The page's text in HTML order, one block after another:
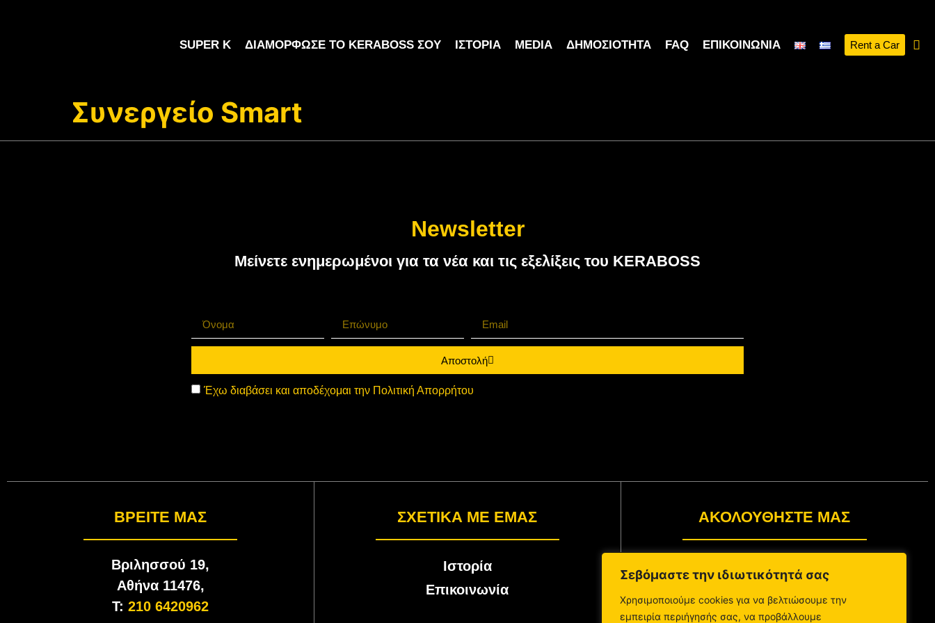
Σεβόμαστε την ιδιωτικότητά σας
Χρησιμοποιούμε cookies για να βελτιώσουμε την
εμπειρία περιήγησής σας, να προβάλλουμε
SUPER K ΔΙΑΜΌΡΦΩΣΕ ΤΟ KERABOSS ΣΟΥ ΙΣΤΟΡΊΑ MEDIA ΔΗΜΟΣΙΌΤΗΤΑ FAQ ΕΠΙΚΟΙΝΩΝΊΑ Rent a Car
Συνεργείο Smart
Newsletter
Μείνετε ενημερωμένοι για τα νέα και τις εξελίξεις του KERABOSS
Έχω διαβάσει και αποδέχομαι την Πολιτική Απορρήτου
Αποστολή
BΡΕΊΤΕ ΜΑΣ
Βριλησσού 19,
Αθήνα 11476,
T:210 6420962
ΣΧΕΤΙΚΑ ΜΕ ΕΜΑΣ
Ιστορία
Επικοινωνία
ΑΚΟΛΟΥΘΉΣΤΕ ΜΑΣ